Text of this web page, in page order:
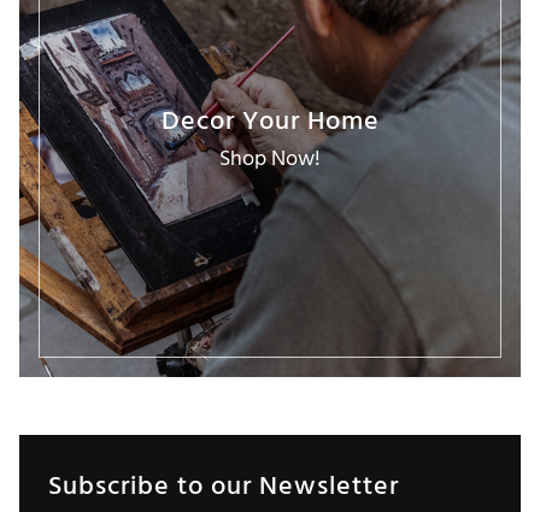
Decor Your Home
Shop Now!
Subscribe to our Newsletter